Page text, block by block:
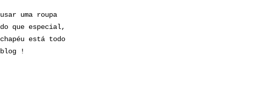
uma roupa
que especial,
está todo
!